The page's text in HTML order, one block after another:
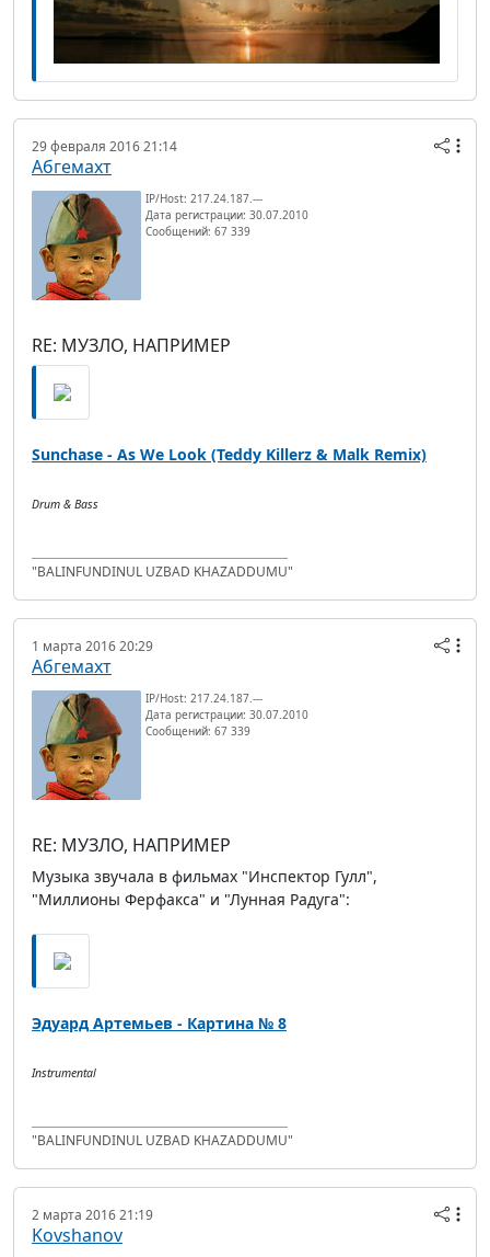
29 февраля 2016 21:14
Абгемахт
IP/Host: 217.24.187.---
Дата регистрации: 30.07.2010
Сообщений: 67 339
RE: МУЗЛО, НАПРИМЕР
Sunchase - As We Look (Teddy Killerz & Malk Remix)
Drum & Bass
"BALINFUNDINUL UZBAD KHAZADDUMU"
1 марта 2016 20:29
Абгемахт
IP/Host: 217.24.187.---
Дата регистрации: 30.07.2010
Сообщений: 67 339
RE: МУЗЛО, НАПРИМЕР
Музыка звучала в фильмах "Инспектор Гулл",
"Миллионы Ферфакса" и "Лунная Радуга":
Эдуард Артемьев - Картина № 8
Instrumental
"BALINFUNDINUL UZBAD KHAZADDUMU"
2 марта 2016 21:19
Kovshanov